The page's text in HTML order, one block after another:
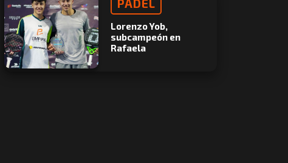
PADEL
Lorenzo Yob,
subcampeón en
Rafaela